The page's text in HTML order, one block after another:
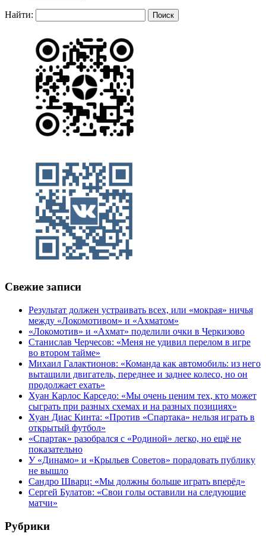
Найти:
Свежие записи
Результат должен устраивать всех, или «мокрая» ничья
между «Локомотивом» и «Ахматом»
«Локомотив» и «Ахмат» поделили очки в Черкизово
Станислав Черчесов: «Меня не удивил перелом в игре
во втором тайме»
Михаил Галактионов: «Команда как автомобиль: из него
вытащили двигатель, переднее и заднее колесо, но он
продолжает ехать»
Хуан Карлос Карседо: «Мы очень ценим тех, кто может
сыграть при разных схемах и на разных позициях»
Хуан Диас Кинта: «Против «Спартака» нельзя играть в
открытый футбол»
«Спартак» разобрался с «Родиной» легко, но ещё не
показательно
У «Динамо» и «Крыльев Советов» порадовать публику
не вышло
Сандро Шварц: «Мы должны больше играть вперёд»
Сергей Булатов: «Свои голы оставили на следующие
матчи»
Рубрики